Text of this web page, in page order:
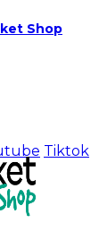
Shop
Tiktok